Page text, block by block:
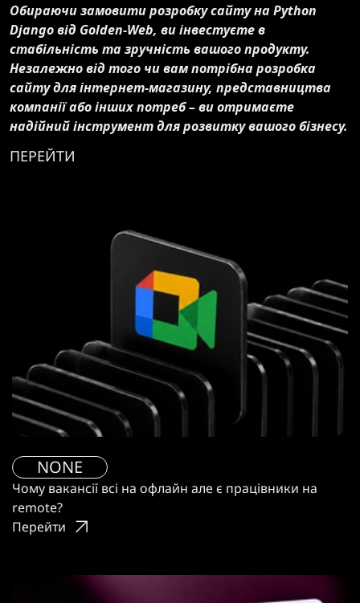
Обираючи замовити розробку сайту на Python
Django від Golden-Web, ви інвестуєте в
стабільність та зручність вашого продукту.
Незалежно від того чи вам потрібна розробка
сайту для інтернет-магазину, представництва
компанії або інших потреб – ви отримаєте
надійний інструмент для розвитку вашого бізнесу.
ПЕРЕЙТИ
NONE
Чому вакансії всі на офлайн але є працівники на
remote?
Перейти